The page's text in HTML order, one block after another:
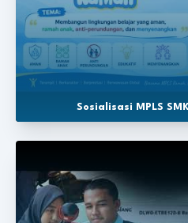
Sosialisasi MPLS